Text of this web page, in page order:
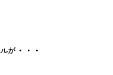
が・・・